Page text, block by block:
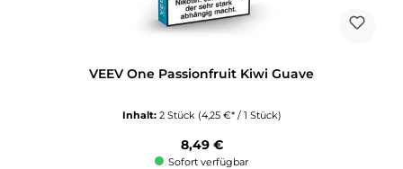
VEEV One Passionfruit Kiwi Guave
Inhalt: 2 Stück (4,25 €* / 1 Stück)
Regulärer Preis:
8,49 €
Sofort verfügbar